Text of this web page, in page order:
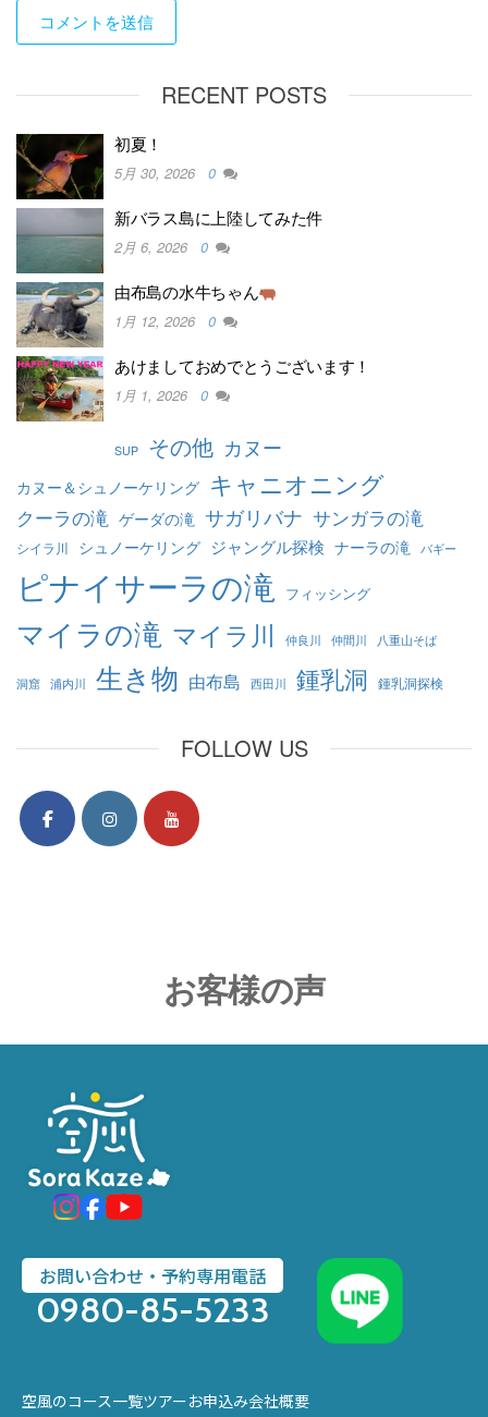
RECENT POSTS
初夏！
5月 30, 2026 0
新バラス島に上陸してみた件
2月 6, 2026 0
由布島の水牛ちゃん
1月 12, 2026 0
あけましておめでとうございます！
1月 1, 2026 0
SUP その他 カヌー
カヌー＆シュノーケリング キャニオニング
クーラの滝 ゲーダの滝 サガリバナ サンガラの滝
シイラ川 シュノーケリング ジャングル探検 ナーラの滝 バギー
ピナイサーラの滝 フィッシング
マイラの滝 マイラ川 仲良川 仲間川 八重山そば
洞窟 浦内川 生き物 由布島 西田川 鍾乳洞 鍾乳洞探検
FOLLOW US
お客様の声
お問い合わせ・予約専用電話
0980-85-5233
空風のコース一覧ツアーお申込み会社概要